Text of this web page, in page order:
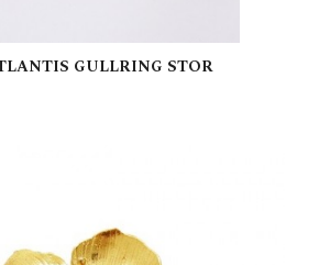
GULLRING STOR